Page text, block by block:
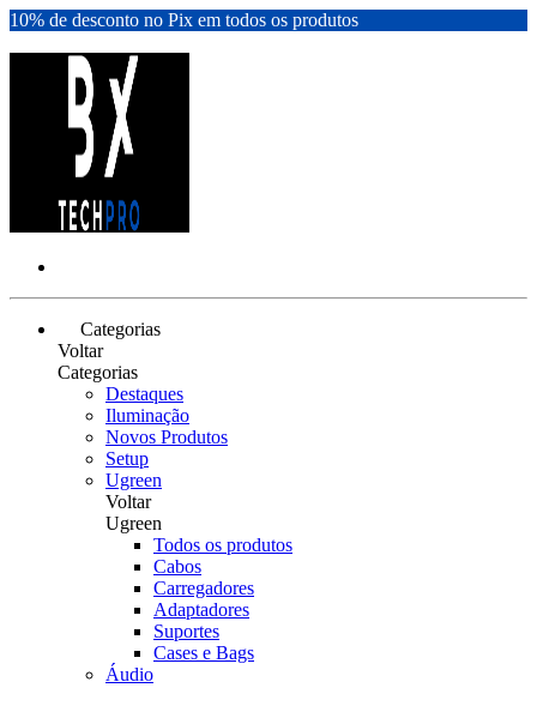
10% de desconto no Pix em todos os produtos
Categorias
Voltar
Categorias
Destaques
Iluminação
Novos Produtos
Setup
Ugreen
Voltar
Ugreen
Todos os produtos
Cabos
Carregadores
Adaptadores
Suportes
Cases e Bags
Áudio